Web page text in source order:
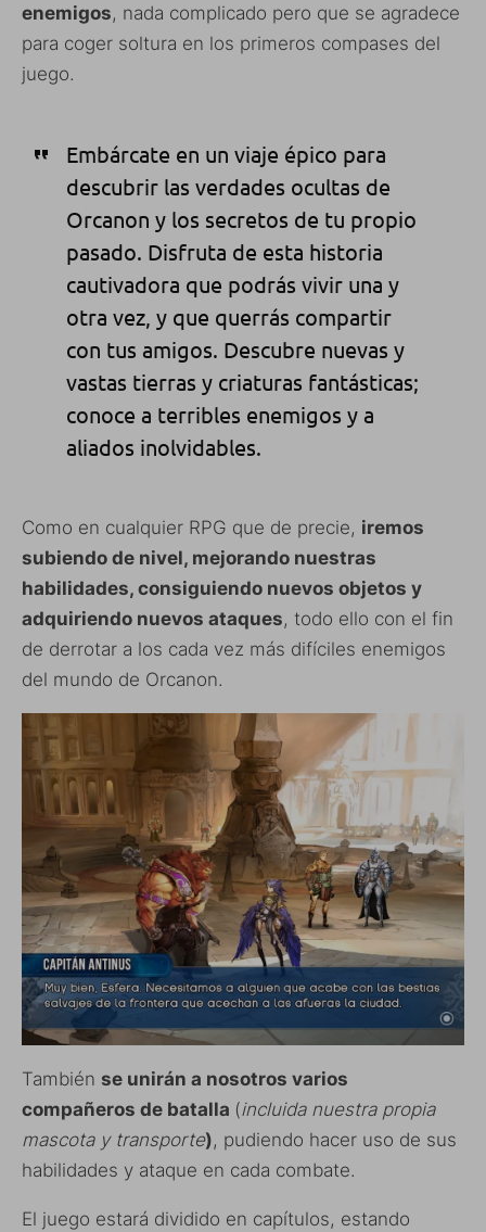
enemigos, nada complicado pero que se agradece
para coger soltura en los primeros compases del
juego.
Embárcate en un viaje épico para
descubrir las verdades ocultas de
Orcanon y los secretos de tu propio
pasado. Disfruta de esta historia
cautivadora que podrás vivir una y
otra vez, y que querrás compartir
con tus amigos. Descubre nuevas y
vastas tierras y criaturas fantásticas;
conoce a terribles enemigos y a
aliados inolvidables.
Como en cualquier RPG que de precie, iremos
subiendo de nivel, mejorando nuestras
habilidades, consiguiendo nuevos objetos y
adquiriendo nuevos ataques, todo ello con el fin
de derrotar a los cada vez más difíciles enemigos
del mundo de Orcanon.
También se unirán a nosotros varios
compañeros de batalla (incluida nuestra propia
mascota y transporte), pudiendo hacer uso de sus
habilidades y ataque en cada combate.
El juego estará dividido en capítulos, estando